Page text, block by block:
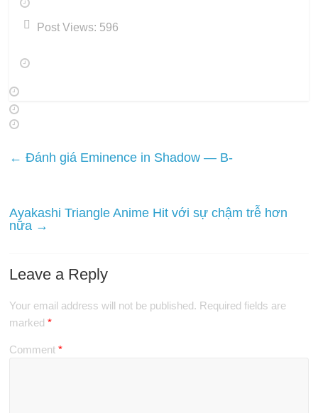
Post Views: 596
← Đánh giá Eminence in Shadow — B-
Ayakashi Triangle Anime Hit với sự chậm trễ hơn
nữa →
Leave a Reply
Your email address will not be published. Required fields are
marked*
Comment*